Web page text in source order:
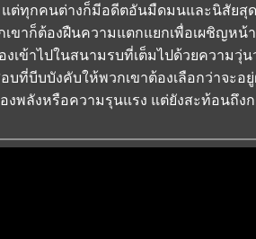
ต่ทุกคนต่างก็มีอดีตอันมืดมนและนิสัยสุ
ขาก็ต้องฝืนความแตกแยกเพื่อเผชิญหน้
ข้าไปในสนามรบที่เต็มไปด้วยความวุ่
บที่บีบบังคับให้พวกเขาต้องเลือกว่าจะ
องพลังหรือความรุนแรง แต่ยังสะท้อนถึ